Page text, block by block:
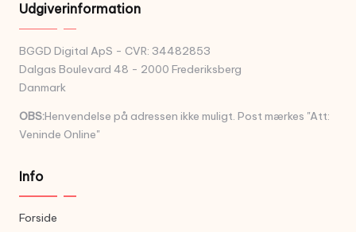
Udgiverinformation
BGGD Digital ApS - CVR: 34482853
Dalgas Boulevard 48 - 2000 Frederiksberg
Danmark
OBS:Henvendelse på adressen ikke muligt. Post mærkes "Att:
Veninde Online"
Info
Forside